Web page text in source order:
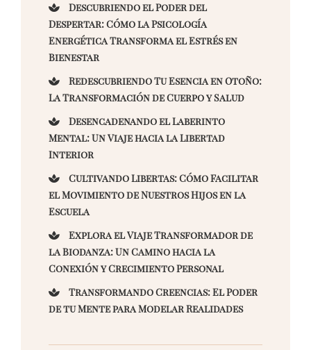
Descubriendo el Poder del
Despertar: Cómo la Psicología
Energética Transforma el Estrés en
Bienestar
Redescubriendo Tu Esencia en Otoño:
La Transformación de Cuerpo y Salud
Desencadenando el Laberinto
Mental: Un Viaje hacia la Libertad
Interior
Cultivando Libertas: Cómo Facilitar
el Movimiento de Nuestros Hijos en la
Escuela
Explora el Viaje Transformador de
la Biodanza: Un Camino hacia la
Conexión y Crecimiento Personal
Transformando Creencias: El Poder
de tu Mente para Modelar Realidades